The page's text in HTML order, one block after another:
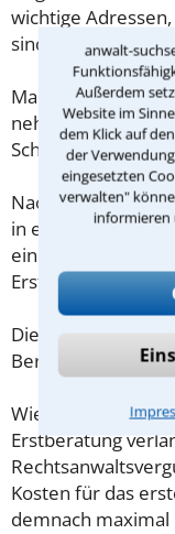
anwalt-
Außerdem
Website im
dem Klick auf
der
eingesetzten
verwalten"
informieren
wichtige
sind?
Machen Sie sich
nehmen Sie diese
Schmallenberg mit.
Nachdem Sie
in einer Kanzlei
eine Checkliste zur
Erstgespräch
Die Kosten eines
Berufe in
Wieviel ein
Erstberatung
Kosten für das
demnach maximal